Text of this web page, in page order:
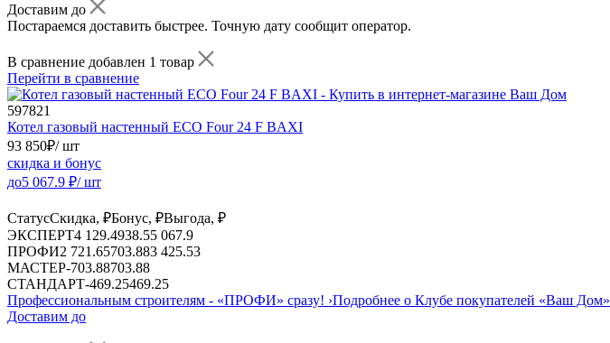
Доставим до
Постараемся доставить быстрее. Точную дату сообщит оператор.
В сравнение добавлен 1 товар
Перейти в сравнение
597821
Котел газовый настенный ECO Four 24 F BAXI
93 850₽/ шт
скидка и бонус
до5 067.9 ₽/ шт
СтатусСкидка, ₽Бонус, ₽Выгода, ₽
ЭКСПЕРТ4 129.4938.55 067.9
ПРОФИ2 721.65703.883 425.53
МАСТЕР-703.88703.88
СТАНДАРТ-469.25469.25
Профессиональным строителям - «ПРОФИ» сразу! ›Подробнее о Клубе покупателей «Ваш Дом»
Доставим до